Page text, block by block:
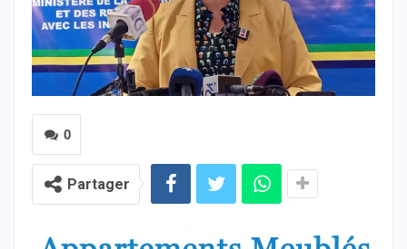
0
Partager